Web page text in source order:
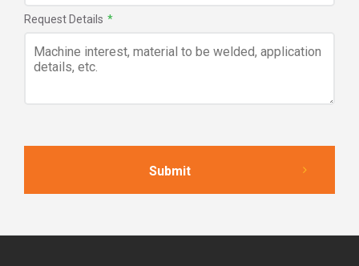
Request Details *